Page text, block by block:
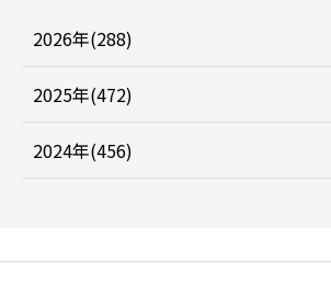
2026年(288)
2025年(472)
2024年(456)